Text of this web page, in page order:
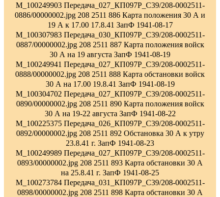
M_100249903 Передача_027_КП097Р_С39/208-0002511-
0886/00000002.jpg 208 2511 886 Карта положения 30 А и
19 А к 17.00 17.8.41 ЗапФ 1941-08-17
M_100307983 Передача_030_КП097Р_С39/208-0002511-
0887/00000002.jpg 208 2511 887 Карта положения войск
30 А на 19 августа ЗапФ 1941-08-19
M_100249941 Передача_027_КП097Р_С39/208-0002511-
0888/00000002.jpg 208 2511 888 Карта обстановки войск
30 А на 17.00 19.8.41 ЗапФ 1941-08-19
M_100304702 Передача_027_КП097Р_С39/208-0002511-
0890/00000002.jpg 208 2511 890 Карта положения войск
30 А на 19-22 августа ЗапФ 1941-08-22
M_100225375 Передача_026_КП097Р_С39/208-0002511-
0892/00000002.jpg 208 2511 892 Обстановка 30 А к утру
23.8.41 г. ЗапФ 1941-08-23
M_100249989 Передача_027_КП097Р_С39/208-0002511-
0893/00000002.jpg 208 2511 893 Карта обстановки 30 А
на 25.8.41 г. ЗапФ 1941-08-25
M_100273784 Передача_031_КП097Р_С39/208-0002511-
0898/00000002.jpg 208 2511 898 Карта обстановки 30 А